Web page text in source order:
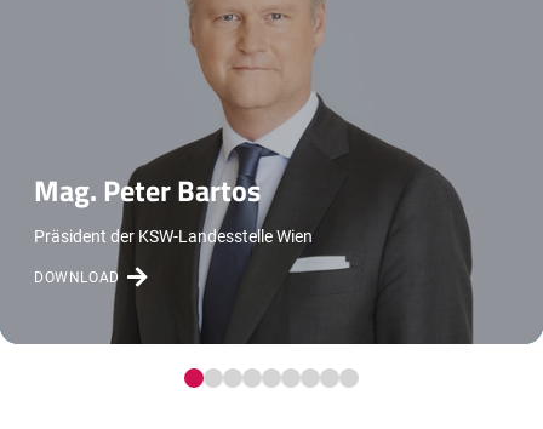
Mag. Peter Bartos
Präsident der KSW-Landesstelle Wien
DOWNLOAD